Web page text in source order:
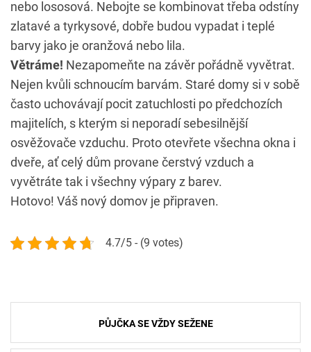
nebo lososová. Nebojte se kombinovat třeba odstíny
zlatavé a tyrkysové, dobře budou vypadat i teplé
barvy jako je oranžová nebo lila.
Větráme! Nezapomeňte na závěr pořádně vyvětrat.
Nejen kvůli schnoucím barvám. Staré domy si v sobě
často uchovávají pocit zatuchlosti po předchozích
majitelích, s kterým si neporadí sebesilnější
osvěžovače vzduchu. Proto otevřete všechna okna i
dveře, ať celý dům provane čerstvý vzduch a
vyvětráte tak i všechny výpary z barev.
Hotovo! Váš nový domov je připraven.
4.7/5 - (9 votes)
Navigace
pro
PŮJČKA SE VŽDY SEŽENE